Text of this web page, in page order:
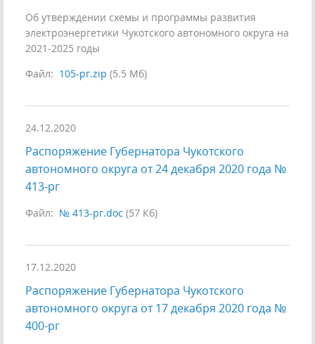
Об утверждении схемы и программы развития
электроэнергетики Чукотского автономного округа на
2021-2025 годы
Файл: 105-рг.zip (5.5 Мб)
24.12.2020
Распоряжение Губернатора Чукотского
автономного округа от 24 декабря 2020 года №
413-рг
Файл: № 413-рг.doc (57 Кб)
17.12.2020
Распоряжение Губернатора Чукотского
автономного округа от 17 декабря 2020 года №
400-рг